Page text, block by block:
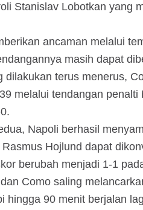
Stanislav Lobotkan yang
ancaman melalui
masih dapat
dilakukan terus menerus,
melalui tendangan
Napoli berhasil
Hojlund dapat
berubah menjadi 1-1
Como saling
hingga 90 menit berjalan